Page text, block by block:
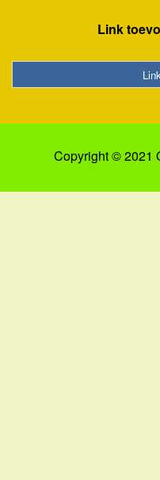
Link
Copyright © 2021